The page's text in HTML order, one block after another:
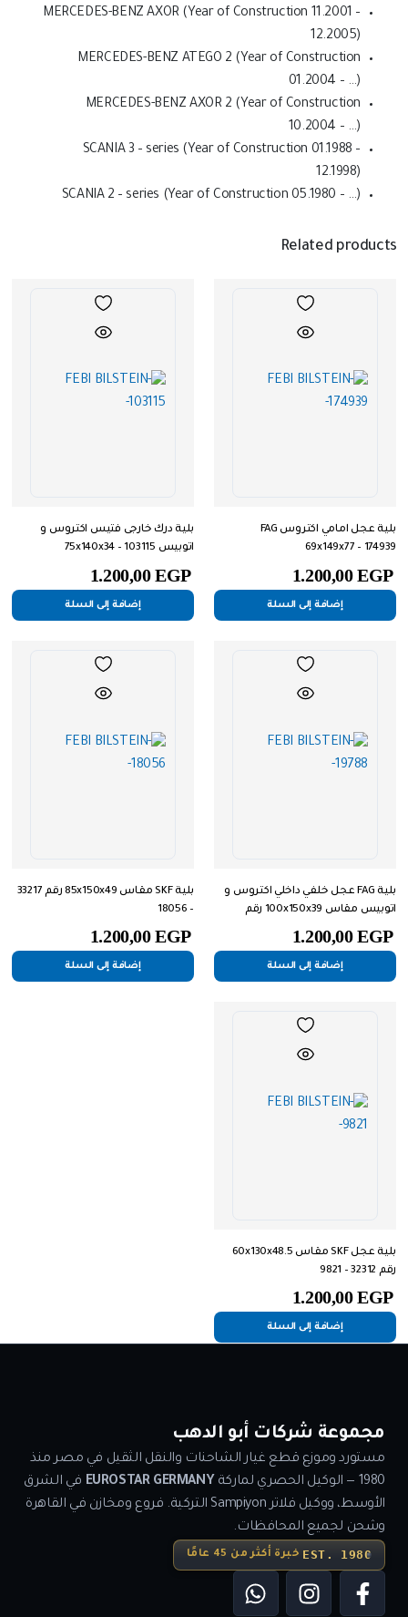
MERCEDES-BENZ AXOR (Year of Construction 11.2001 –
12.2005)
MERCEDES-BENZ ATEGO 2 (Year of Construction
01.2004 – …)
MERCEDES-BENZ AXOR 2 (Year of Construction
10.2004 – …)
SCANIA 3 – series (Year of Construction 01.1988 –
12.1998)
SCANIA 2 – series (Year of Construction 05.1980 – …)
Related products
بلية عجل امامي اكتروس FAG
69x149x77 – 174939
1.200,00EGP
إضافة إلى السلة
بلية درك خارجى فتيس اكتروس و
اتوبيس 75x140x34 – 103115
1.200,00EGP
إضافة إلى السلة
بلية FAG عجل خلفي داخلي اكتروس و
اتوبيس مقاس 100x150x39 رقم
1.200,00EGP
إضافة إلى السلة
بلية SKF مقاس 85x150x49 رقم 33217
1.200,00EGP
إضافة إلى السلة
بلية عجل SKF مقاس 60x130x48.5
رقم 32312 – 9821
1.200,00EGP
إضافة إلى السلة
مجموعة شركات أبو الدهب
مستورد وموزع قطع غيار الشاحنات والنقل الثقيل في مصر منذ
1980 — الوكيل الحصري لماركة
EUROSTAR GERMANYفي الشرق
الأوسط، ووكيل فلاتر Sampiyon التركية. فروع ومخازن في القاهرة
وشحن لجميع المحافظات.
EST. 1980خبرة أكثر من 45 عامًا